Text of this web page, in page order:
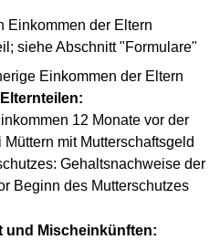
Einkommen der Eltern
siehe Abschnitt "Formulare"
Einkommen der Eltern
12 Monate vor der
mit Mutterschaftsgeld
Gehaltsnachweise der
Beginn des Mutterschutzes
und Mischeinkünften: